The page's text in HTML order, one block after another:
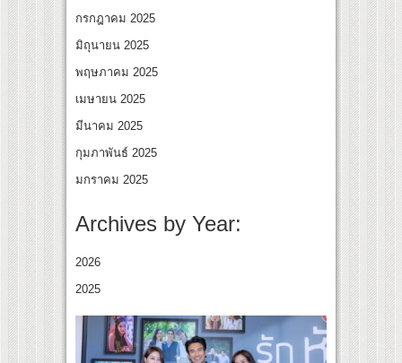
กรกฎาคม 2025
มิถุนายน 2025
พฤษภาคม 2025
เมษายน 2025
มีนาคม 2025
กุมภาพันธ์ 2025
มกราคม 2025
Archives by Year:
2026
2025